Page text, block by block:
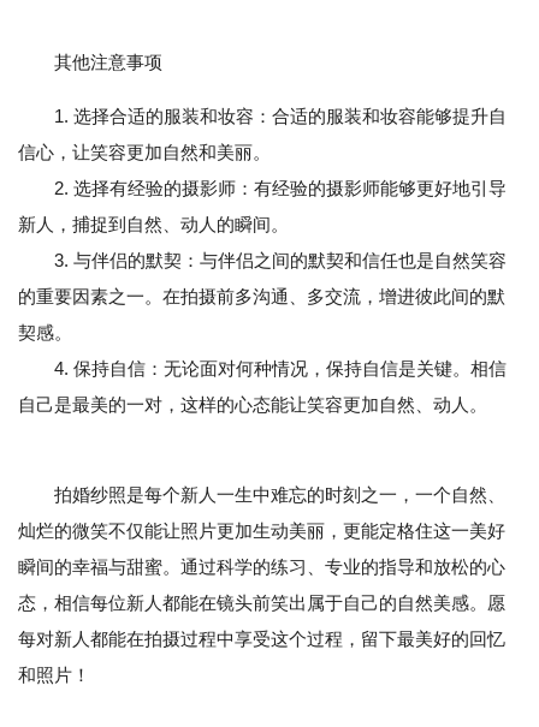
其他注意事项
1. 选择合适的服装和妆容：合适的服装和妆容能够提升自
信心，让笑容更加自然和美丽。
2. 选择有经验的摄影师：有经验的摄影师能够更好地引导
新人，捕捉到自然、动人的瞬间。
3. 与伴侣的默契：与伴侣之间的默契和信任也是自然笑容
的重要因素之一。在拍摄前多沟通、多交流，增进彼此间的默
契感。
4. 保持自信：无论面对何种情况，保持自信是关键。相信
自己是最美的一对，这样的心态能让笑容更加自然、动人。
拍婚纱照是每个新人一生中难忘的时刻之一，一个自然、
灿烂的微笑不仅能让照片更加生动美丽，更能定格住这一美好
瞬间的幸福与甜蜜。通过科学的练习、专业的指导和放松的心
态，相信每位新人都能在镜头前笑出属于自己的自然美感。愿
每对新人都能在拍摄过程中享受这个过程，留下最美好的回忆
和照片！